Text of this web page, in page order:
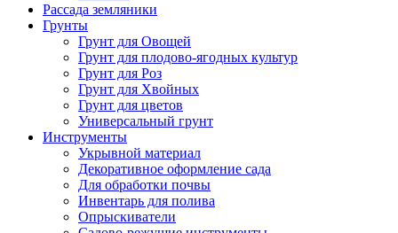
Рассада земляники
Грунты
Грунт для Овощей
Грунт для плодово-ягодных культур
Грунт для Роз
Грунт для Хвойных
Грунт для цветов
Универсальный грунт
Инструменты
Укрывной материал
Декоративное оформление сада
Для обработки почвы
Инвентарь для полива
Опрыскиватели